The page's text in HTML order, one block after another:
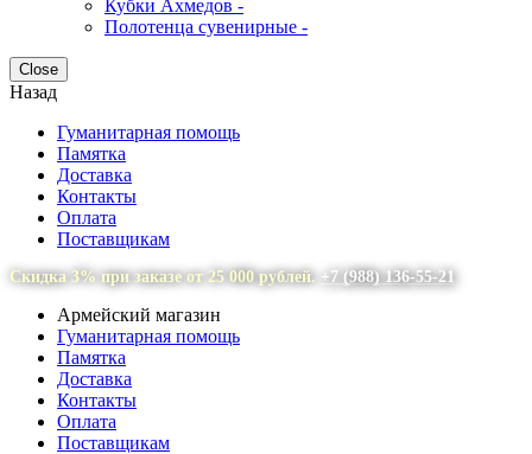
Кубки Ахмедов -
Полотенца сувенирные -
Close
Назад
Гуманитарная помощь
Памятка
Доставка
Контакты
Оплата
Поставщикам
Скидка 3% при заказе от 25 000 рублей. +7 (988) 136-55-21
Армейский магазин
Гуманитарная помощь
Памятка
Доставка
Контакты
Оплата
Поставщикам